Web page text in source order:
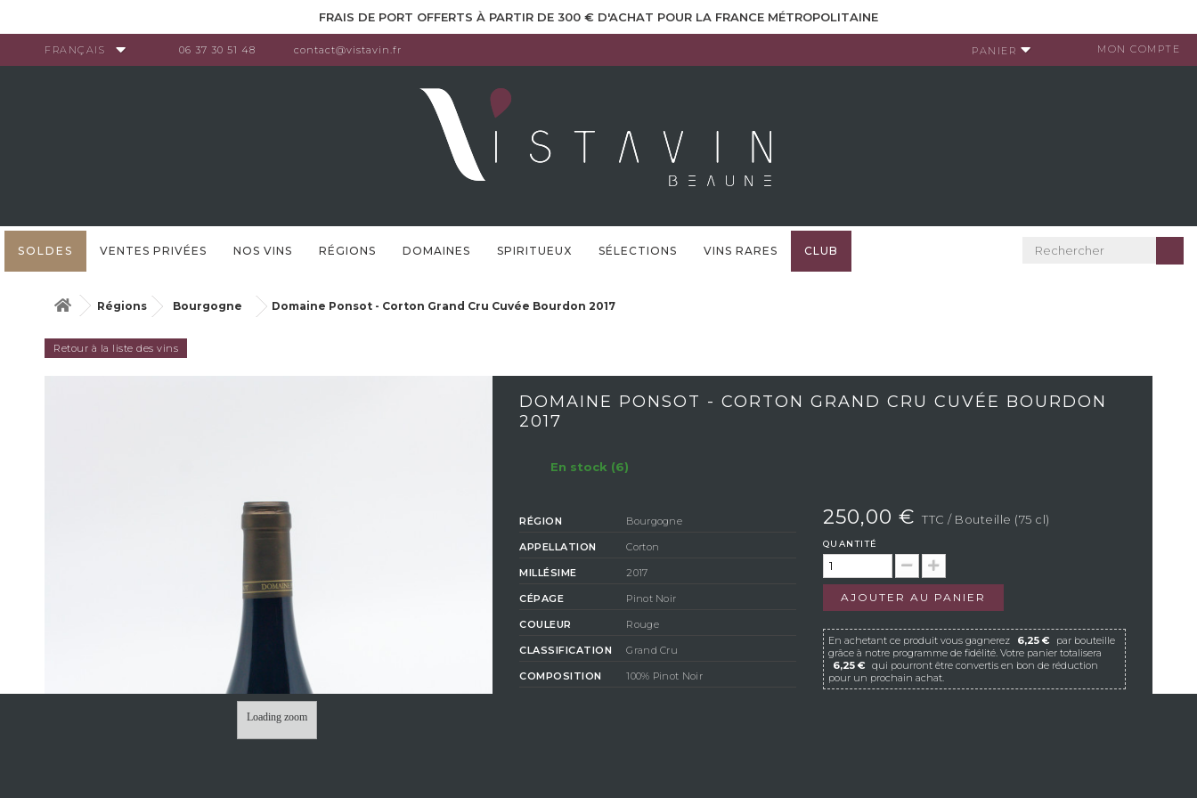
FRAIS DE PORT OFFERTS À PARTIR DE 300 € D'ACHAT POUR LA FRANCE MÉTROPOLITAINE
MON COMPTE
FRANÇAIS 06 37 30 51 48 contact@vistavin.fr PANIER
SOLDES VENTES PRIVÉES NOS VINS RÉGIONS DOMAINES SPIRITUEUX SÉLECTIONS VINS RARES CLUB
Régions Bourgogne Domaine Ponsot - Corton Grand Cru Cuvée Bourdon 2017
Retour à la liste des vins
Loading zoom
DOMAINE PONSOT - CORTON GRAND CRU CUVÉE BOURDON
2017
En stock (6)
RÉGION Bourgogne
APPELLATION Corton
MILLÉSIME 2017
CÉPAGE Pinot Noir
COULEUR Rouge
CLASSIFICATION Grand Cru
COMPOSITION 100% Pinot Noir
250,00 € TTC / Bouteille (75 cl)
QUANTITÉ
AJOUTER AU PANIER
En achetant ce produit vous gagnerez 6,25 €
par bouteille
grâce à notre programme de fidélité. Votre panier totalisera
6,25 € qui pourront être convertis en bon de réduction
pour un prochain achat.